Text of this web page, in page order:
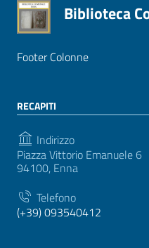
Biblioteca
Footer Colonne
RECAPITI
Indirizzo
Piazza Vittorio Emanuele 6
94100, Enna
Telefono
(+39) 093540412